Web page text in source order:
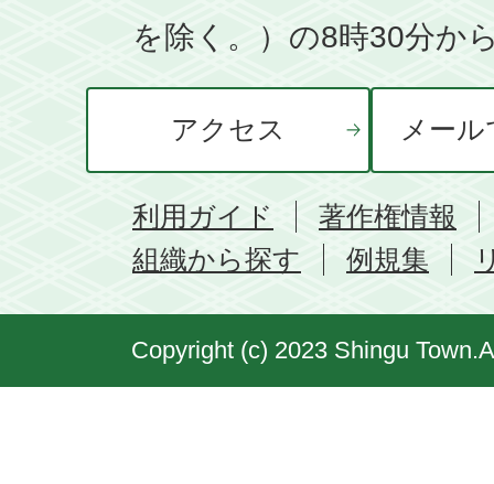
を除く。）の8時30分か
アクセス メー
利用ガイド
著作権情報
組織から探す
例規集
Copyright (c) 2023 Shingu